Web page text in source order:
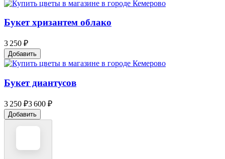
Букет хризантем облако
3 250 ₽
Добавить
Букет диантусов
3 250 ₽3 600 ₽
Добавить